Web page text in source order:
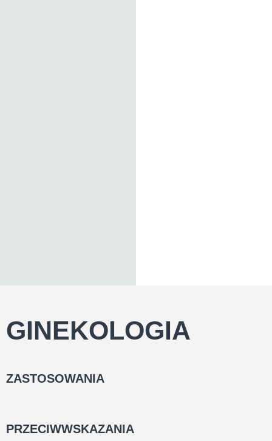
GINEKOLOGIA
ZASTOSOWANIA
PRZECIWWSKAZANIA